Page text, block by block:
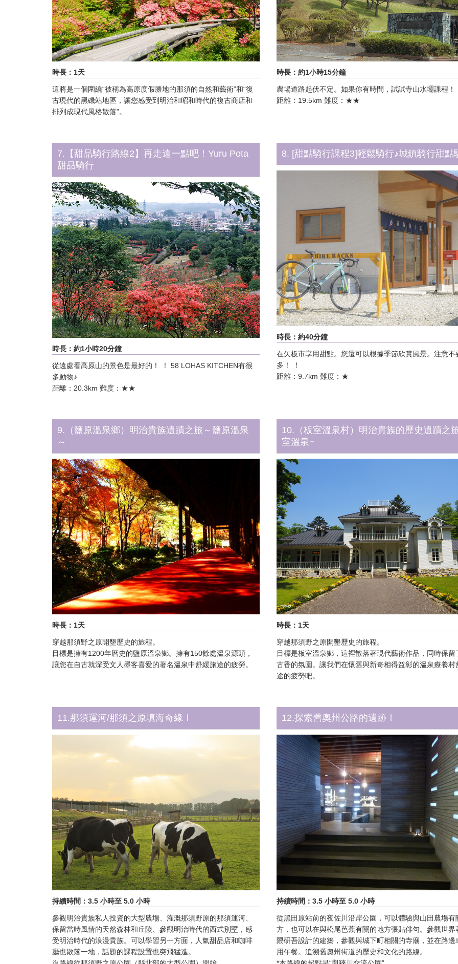
時長：1天
這將是一個圍繞“被稱為高原度假勝地的那須的自然和藝術”和“復
古現代的黑磯站地區，讓您感受到明治和昭和時代的複古商店和
排列成現代風格散落”。
時長：約1小時15分鐘
農場道路起伏不定。如果你有時間，試試寺山水壩課程！
距離：19.5km 難度：★★
7.【甜品騎行路線2】再走遠一點吧！Yuru Pota
甜品騎行
時長：約1小時20分鐘
從遠處看高原山的景色是最好的！ ！ 58 LOHAS KITCHEN有很
多動物♪
距離：20.3km 難度：★★
8. [甜點騎行課程3]輕鬆騎行♪城鎮騎行甜點
時長：約40分鐘
在矢板市享用甜點。您還可以根據季節欣賞風景。注意不
多！ ！
距離：9.7km 難度：★
9.（鹽原溫泉鄉）明治貴族遺蹟之旅～鹽原溫泉
～
時長：1天
穿越那須野之原開墾歷史的旅程。
目標是擁有1200年曆史的鹽原溫泉鄉。擁有150餘處溫泉源頭，
讓您在自古就深受文人墨客喜愛的著名溫泉中舒緩旅途的疲勞。
10.（板室溫泉村）明治貴族的歷史遺蹟之
室溫泉~
時長：1天
穿越那須野之原開墾歷史的旅程。
目標是板室溫泉鄉，這裡散落著現代藝術作品，同時保留
古香的氛圍。讓我們在懷舊與新奇相得益彰的溫泉療養村
途的疲勞吧。
11.那須運河/那須之原填海奇緣Ⅰ
持續時間：3.5 小時至 5.0 小時
參觀明治貴族私人投資的大型農場、灌溉那須野原的那須運河、
保留當時風情的天然森林和丘陵、參觀明治時代的西式別墅，感
受明治時代的浪漫貴族。可以學習另一方面，人氣甜品店和咖啡
廳也散落一地，話題的課程設置也突飛猛進。
12.探索舊奧州公路的遺跡Ⅰ
持續時間：3.5 小時至 5.0 小時
從黑田原站前的夜佐川沿岸公園，可以體驗與山田農場有
方，也可以在與松尾芭蕉有關的地方張貼俳句。參觀世界
隈研吾設計的建築，參觀與城下町相關的寺廟，並在路邊
用午餐。追溯舊奧州街道的歷史和文化的路線。